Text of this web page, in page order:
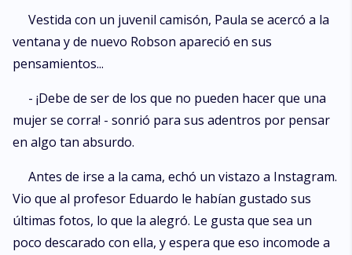
Vestida con un juvenil camisón, Paula se acercó a la
ventana y de nuevo Robson apareció en sus
pensamientos...
- ¡Debe de ser de los que no pueden hacer que una
mujer se corra! - sonrió para sus adentros por pensar
en algo tan absurdo.
Antes de irse a la cama, echó un vistazo a Instagram.
Vio que al profesor Eduardo le habían gustado sus
últimas fotos, lo que la alegró. Le gusta que sea un
poco descarado con ella, y espera que eso incomode a